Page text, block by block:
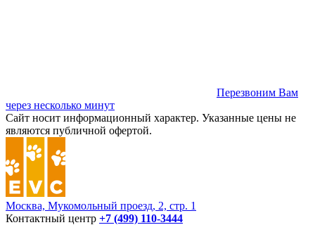
Перезвоним Вам
через несколько минут
Сайт носит информационный характер. Указанные цены не
являются публичной офертой.
Москва, Мукомольный проезд, 2, стр. 1
Контактный центр +7 (499) 110-3444